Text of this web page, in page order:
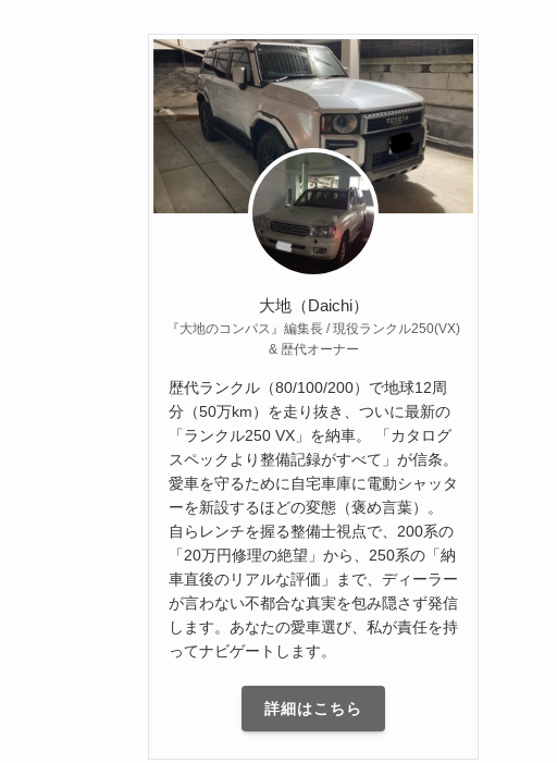
大地（Daichi）
『大地のコンパス』編集長 / 現役ランクル250(VX)
& 歴代オーナー
歴代ランクル（80/100/200）で地球12周
分（50万km）を走り抜き、ついに最新の
「ランクル250 VX」を納車。 「カタログ
スペックより整備記録がすべて」が信条。
愛車を守るために自宅車庫に電動シャッタ
ーを新設するほどの変態（褒め言葉）。
自らレンチを握る整備士視点で、200系の
「20万円修理の絶望」から、250系の「納
車直後のリアルな評価」まで、ディーラー
が言わない不都合な真実を包み隠さず発信
します。あなたの愛車選び、私が責任を持
ってナビゲートします。
詳細はこちら